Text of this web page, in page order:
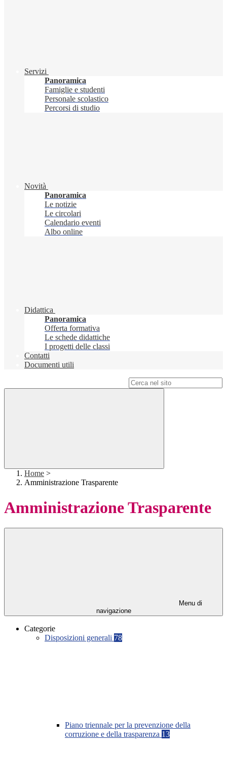
Servizi
Panoramica
Famiglie e studenti
Personale scolastico
Percorsi di studio
Novità
Panoramica
Le notizie
Le circolari
Calendario eventi
Albo online
Didattica
Panoramica
Offerta formativa
Le schede didattiche
I progetti delle classi
Contatti
Documenti utili
Home >
Amministrazione Trasparente
Amministrazione Trasparente
Menu di
navigazione
Categorie
Disposizioni generali 78
Piano triennale per la prevenzione della
corruzione e della trasparenza 13